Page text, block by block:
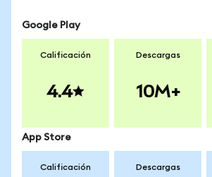
Google Play
Calificación
4.4
Descargas
10M+
App Store
Calificación Descargas